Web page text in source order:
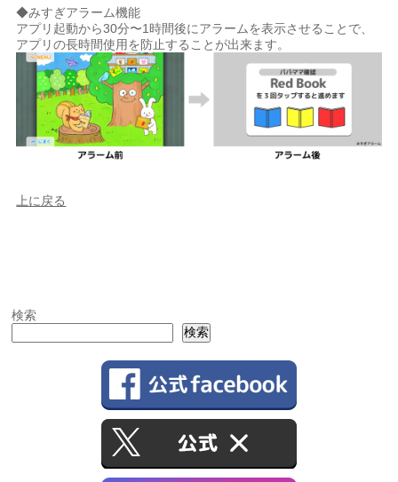
◆みすぎアラーム機能
アプリ起動から30分〜1時間後にアラームを表示させることで、
アプリの長時間使用を防止することが出来ます。
上に戻る
検索
検索